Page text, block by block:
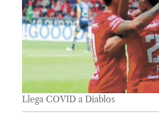
Llega COVID a Diablos